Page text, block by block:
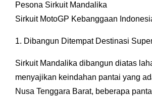
Pesona Sirkuit Mandalika
Sirkuit MotoGP Kebanggaan
1. Dibangun Ditempat Destinasi
Sirkuit Mandalika dibangun diatas
menyajikan keindahan pantai yang
Nusa Tenggara Barat, beberapa